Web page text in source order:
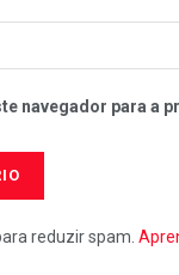
navegador para a
reduzir spam.